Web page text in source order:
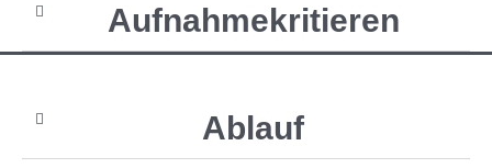
Aufnahmekritieren
Ablauf